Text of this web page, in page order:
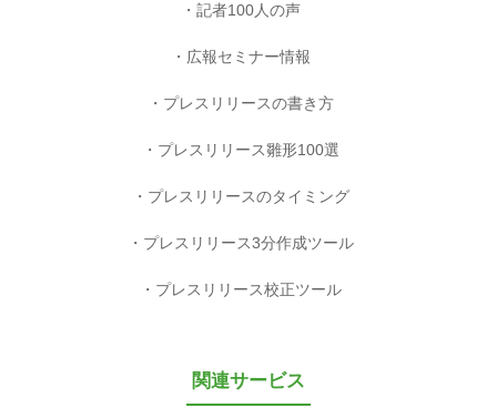
記者100人の声
広報セミナー情報
プレスリリースの書き方
プレスリリース雛形100選
プレスリリースのタイミング
プレスリリース3分作成ツール
プレスリリース校正ツール
関連サービス